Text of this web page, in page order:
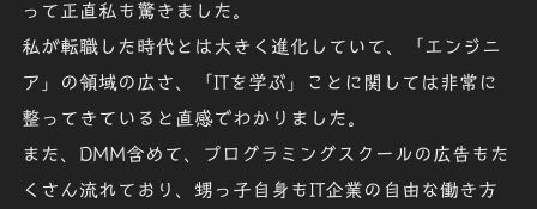
って正直私も驚きました。
私が転職した時代とは大きく進化していて、「 エンジニ
ア 」の領域の広さ、「 ITを学ぶ 」ことに関しては非常に
整ってきていると直感でわかりました。
また、DMM含めて、プログラミングスクールの広告もた
くさん流れており、甥っ子自身もIT企業の自由な働き方